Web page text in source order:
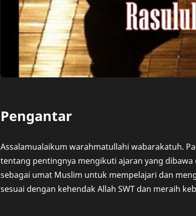
Pengantar
Assalamualaikum warahmatullahi wabarakatuh.
tentang pentingnya mengikuti ajaran yang
sebagai umat Muslim untuk mempelajari dan
sesuai dengan kehendak Allah SWT dan meraih